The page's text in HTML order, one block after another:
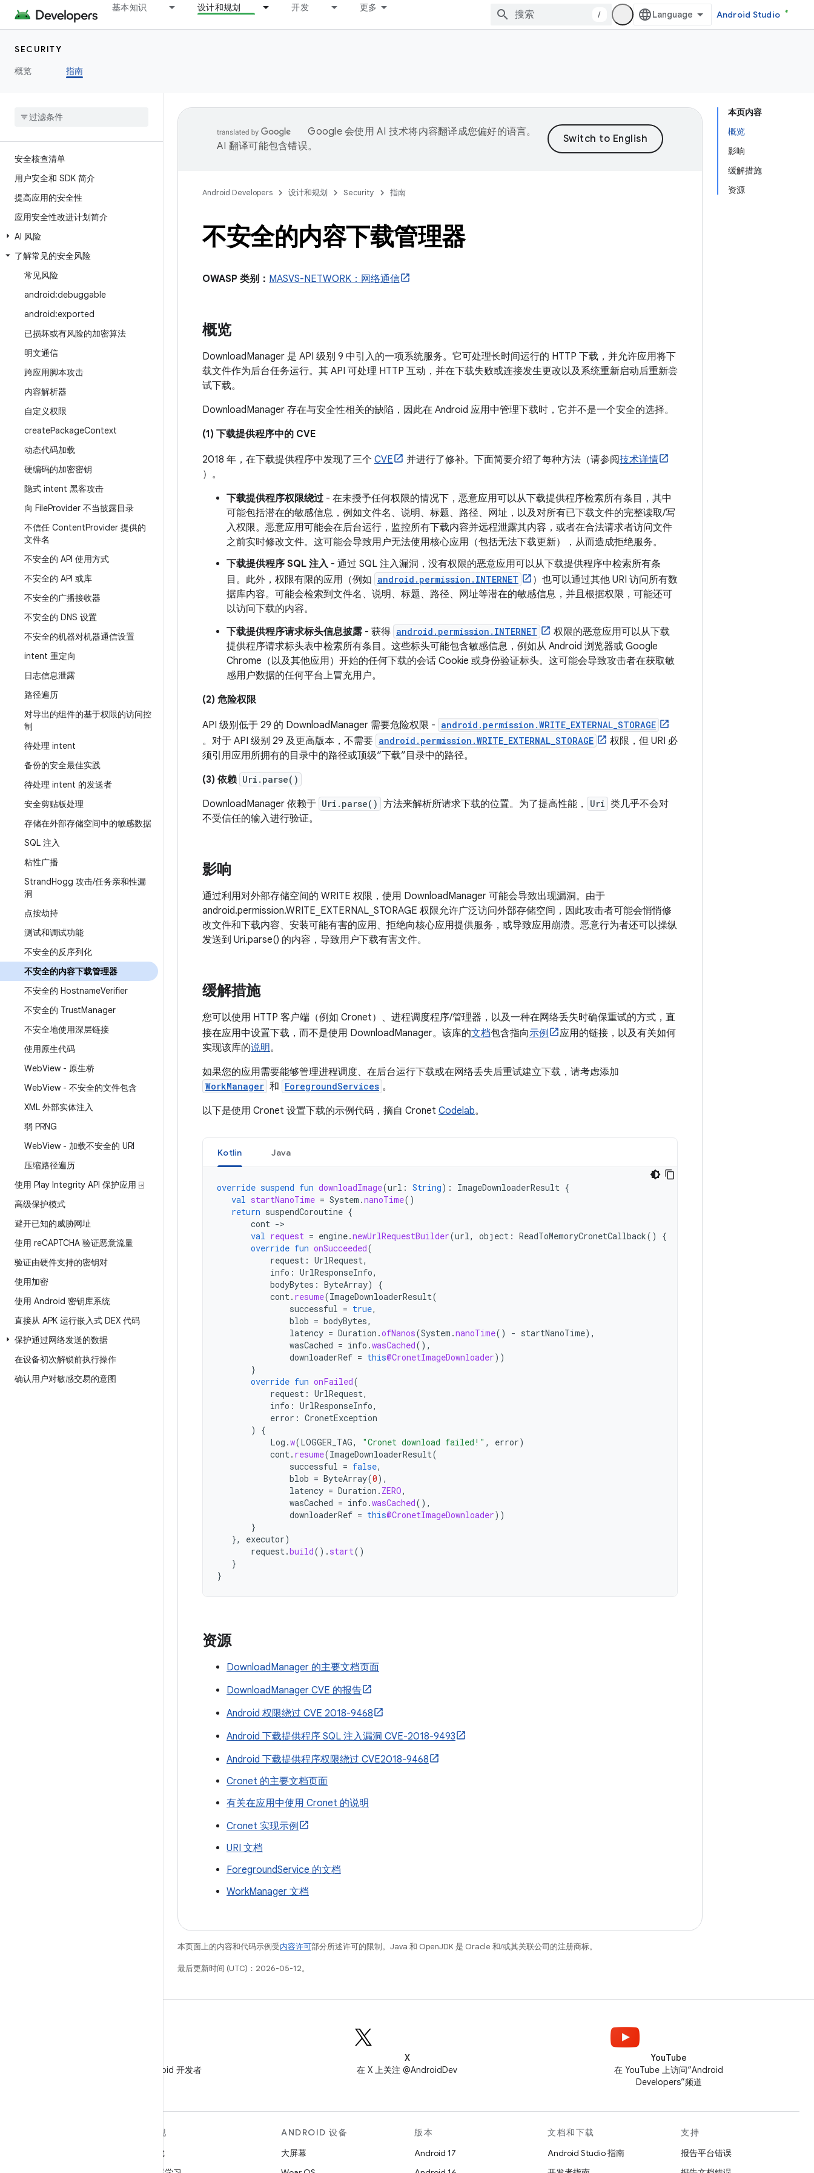
基本知识 设计和规划 开发 更多
/ Android Studio
SECURITY
概览
指南
安全核查清单
用户安全和 SDK 简介
提高应用的安全性
应用安全性改进计划简介
AI 风险
了解常见的安全风险
常见风险
android:debuggable
android:exported
已损坏或有风险的加密算法
明文通信
跨应用脚本攻击
内容解析器
自定义权限
createPackageContext
动态代码加载
硬编码的加密密钥
隐式 intent 黑客攻击
向 FileProvider 不当披露目录
不信任 ContentProvider 提供的
文件名
不安全的 API 使用方式
不安全的 API 或库
不安全的广播接收器
不安全的 DNS 设置
不安全的机器对机器通信设置
intent 重定向
日志信息泄露
路径遍历
对导出的组件的基于权限的访问控
制
待处理 intent
备份的安全最佳实践
待处理 intent 的发送者
安全剪贴板处理
存储在外部存储空间中的敏感数据
SQL 注入
粘性广播
StrandHogg 攻击/任务亲和性漏
洞
点按劫持
测试和调试功能
不安全的反序列化
不安全的内容下载管理器
不安全的 HostnameVerifier
不安全的 TrustManager
不安全地使用深层链接
使用原生代码
WebView - 原生桥
WebView - 不安全的文件包含
XML 外部实体注入
弱 PRNG
WebView - 加载不安全的 URI
压缩路径遍历
使用 Play Integrity API 保护应用 ⍈
高级保护模式
避开已知的威胁网址
使用 reCAPTCHA 验证恶意流量
验证由硬件支持的密钥对
使用加密
使用 Android 密钥库系统
直接从 APK 运行嵌入式 DEX 代码
保护通过网络发送的数据
在设备初次解锁前执行操作
确认用户对敏感交易的意图
本页内容
概览
影响
缓解措施
资源
Google 会使用 AI 技术将内容翻译成您偏好的语言。
AI 翻译可能包含错误。
Android Developers 设计和规划 Security 指南
不安全的内容下载管理器
OWASP 类别： MASVS-NETWORK：网络通信
概览
DownloadManager 是 API 级别 9 中引入的一项系统服务。它可处理长时间运行的 HTTP 下载，并允许应用将下
载文件作为后台任务运行。其 API 可处理 HTTP 互动，并在下载失败或连接发生更改以及系统重新启动后重新尝
试下载。
DownloadManager 存在与安全性相关的缺陷，因此在 Android 应用中管理下载时，它并不是一个安全的选择。
(1) 下载提供程序中的 CVE
2018 年，在下载提供程序中发现了三个 CVE 并进行了修补。下面简要介绍了每种方法（请参阅技术详情
）。
下载提供程序权限绕过 - 在未授予任何权限的情况下，恶意应用可以从下载提供程序检索所有条目，其中
可能包括潜在的敏感信息，例如文件名、说明、标题、路径、网址，以及对所有已下载文件的完整读取/写
入权限。恶意应用可能会在后台运行，监控所有下载内容并远程泄露其内容，或者在合法请求者访问文件
之前实时修改文件。这可能会导致用户无法使用核心应用（包括无法下载更新），从而造成拒绝服务。
下载提供程序 SQL 注入- 通过 SQL 注入漏洞，没有权限的恶意应用可以从下载提供程序中检索所有条
目。此外，权限有限的应用（例如 android.permission.INTERNET
）也可以通过其他 URI 访问所有数
据库内容。可能会检索到文件名、说明、标题、路径、网址等潜在的敏感信息，并且根据权限，可能还可
以访问下载的内容。
下载提供程序请求标头信息披露 - 获得 android.permission.INTERNET
权限的恶意应用可以从下载
提供程序请求标头表中检索所有条目。这些标头可能包含敏感信息，例如从 Android 浏览器或 Google
Chrome（以及其他应用）开始的任何下载的会话 Cookie 或身份验证标头。这可能会导致攻击者在获取敏
感用户数据的任何平台上冒充用户。
(2) 危险权限
API 级别低于 29 的 DownloadManager 需要危险权限 - android.permission.WRITE_EXTERNAL_STORAGE
。对于 API 级别 29 及更高版本，不需要 android.permission.WRITE_EXTERNAL_STORAGE
权限，但 URI 必
须引用应用所拥有的目录中的路径或顶级“下载”目录中的路径。
(3) 依赖 Uri.parse()
DownloadManager 依赖于 Uri.parse() 方法来解析所请求下载的位置。为了提高性能， Uri 类几乎不会对
不受信任的输入进行验证。
影响
通过利用对外部存储空间的 WRITE 权限，使用 DownloadManager 可能会导致出现漏洞。由于
android.permission.WRITE_EXTERNAL_STORAGE 权限允许广泛访问外部存储空间，因此攻击者可能会悄悄修
改文件和下载内容、安装可能有害的应用、拒绝向核心应用提供服务，或导致应用崩溃。恶意行为者还可以操纵
发送到 Uri.parse() 的内容，导致用户下载有害文件。
缓解措施
您可以使用 HTTP 客户端（例如 Cronet）、进程调度程序/管理器，以及一种在网络丢失时确保重试的方式，直
接在应用中设置下载，而不是使用 DownloadManager。该库的文档包含指向示例
应用的链接，以及有关如何
实现该库的说明。
如果您的应用需要能够管理进程调度、在后台运行下载或在网络丢失后重试建立下载，请考虑添加
WorkManager 和 ForegroundServices 。
以下是使用 Cronet 设置下载的示例代码，摘自 Cronet Codelab。
Kotlin Java
override suspend fun downloadImage(url : String): ImageDownloaderResult {
val startNanoTime = System .nanoTime()
return suspendCoroutine {
cont -
val request = engine.newUrlRequestBuilder(url, object : ReadToMemoryCronetCallback()
{
override fun onSucceeded(
request : UrlRequest,
info : UrlResponseInfo,
bodyBytes : ByteArray)
{
cont. resume(ImageDownloaderResult(
successful = true,
blob = bodyBytes,
latency = Duration .ofNanos(System .nanoTime() - startNanoTime),
wasCached = info .wasCached(),
downloaderRef = this@CronetImageDownloader))
}
override fun onFailed(
request : UrlRequest,
info : UrlResponseInfo,
error : CronetException
)
{
Log .w(LOGGER_TAG, "Cronet download failed!" , error)
cont. resume(ImageDownloaderResult(
successful = false,
blob = ByteArray(0),
latency = Duration . ZERO,
wasCached = info .wasCached(),
downloaderRef = this@CronetImageDownloader))
}
},
executor)
request.build(). start()
}
}
资源
DownloadManager 的主要文档页面
DownloadManager CVE 的报告
Android 权限绕过 CVE 2018-9468
Android 下载提供程序 SQL 注入漏洞 CVE-2018-9493
Android 下载提供程序权限绕过 CVE2018-9468
Cronet 的主要文档页面
有关在应用中使用 Cronet 的说明
Cronet 实现示例
URI 文档
ForegroundService 的文档
WorkManager 文档
本页面上的内容和代码示例受内容许可部分所述许可的限制。Java 和 OpenJDK 是 Oracle 和/或其关联公司的注册商标。
最后更新时间 (UTC)：2026-05-12。
在微信中关注 Android 开发者
X
在 X 上关注 @AndroidDev
YouTube
在 YouTube 上访问“Android
Developers”频道
发现
游戏
ANDROID 设备
大屏幕
版本
Android 17
文档和下载
Android Studio 指南
支持
报告平台错误